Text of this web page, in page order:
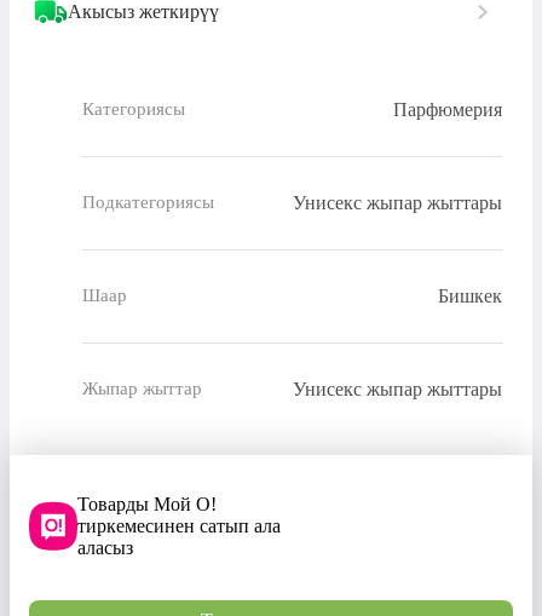
Акысыз жеткирүү
Категориясы Парфюмерия
Подкатегориясы Унисекс жыпар жыттары
Шаар Бишкек
Жыпар жыттар Унисекс жыпар жыттары
Товарды Мой О!
тиркемесинен сатып ала
аласыз